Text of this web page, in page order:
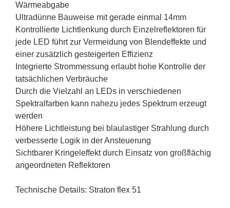
Wärmeabgabe
Ultradünne Bauweise mit gerade einmal 14mm
Kontrollierte Lichtlenkung durch Einzelreflektoren für
jede LED führt zur Vermeidung von Blendeffekte und
einer zusätzlich gesteigerten Effizienz
Integrierte Strommessung erlaubt hohe Kontrolle der
tatsächlichen Verbräuche
Durch die Vielzahl an LEDs in verschiedenen
Spektralfarben kann nahezu jedes Spektrum erzeugt
werden
Höhere Lichtleistung bei blaulastiger Strahlung durch
verbesserte Logik in der Ansteuerung
Sichtbarer Kringeleffekt durch Einsatz von großflächig
angeordneten Reflektoren
Technische Details: Straton flex 51